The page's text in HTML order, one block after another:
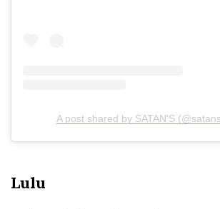
A post shared by SATAN'S
Lulu